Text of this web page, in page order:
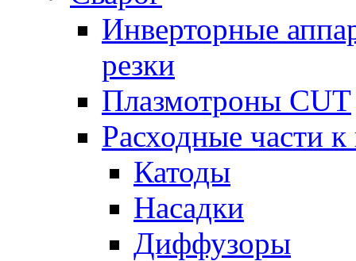
Инверторные
резки
Плазмотроны CUT
Расходные части
Катоды
Насадки
Диффузоры